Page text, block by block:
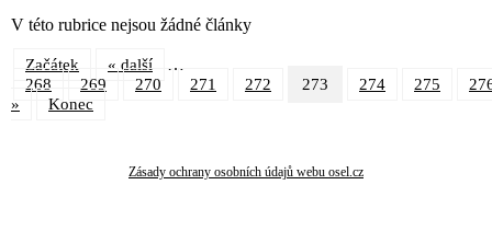
V této rubrice nejsou žádné články
Začátek « další …
268 269 270 271 272 273 274 275
»
Konec
Zásady ochrany osobních údajů webu osel.cz